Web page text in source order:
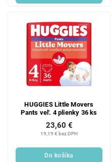
HUGGIES Little Movers
Pants veľ. 4 plienky 36 ks
19,19 € bez DPH
23,60 €
Do košíka